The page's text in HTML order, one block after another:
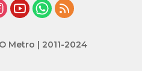
Metro | 2011-2024